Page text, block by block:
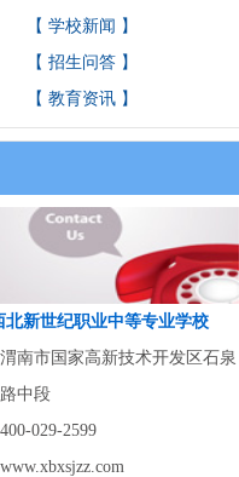
【 学校新闻 】
【 招生问答 】
【 教育资讯 】
北新世纪职业中等专业学校
渭南市国家高新技术开发区石泉
路中段
400-029-2599
www.xbxsjzz.com